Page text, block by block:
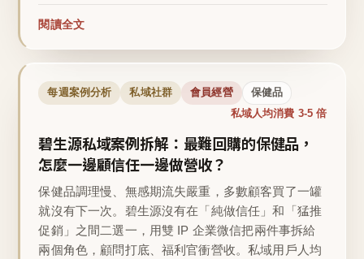
閱讀全文
每週案例分析 私域社群 會員經營 保健品
私域人均消費 3-5 倍
碧生源私域案例拆解：最難回購的保健品，
怎麼一邊顧信任一邊做營收？
保健品調理慢、無感期流失嚴重，多數顧客買了一罐
就沒有下一次。碧生源沒有在「純做信任」和「猛推
促銷」之間二選一，用雙 IP 企業微信把兩件事拆給
兩個角色，顧問打底、福利官衝營收。私域用戶人均